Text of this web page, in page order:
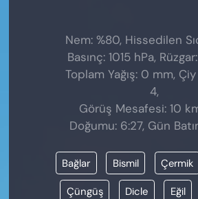
Nem: %80, Hissedilen
Basınç: 1015 hPa,
Toplam Yağış: 0 mm,
4,
Görüş Mesafesi: 10
Doğumu: 6:27, Gün
Bağlar Bismil Çermik
Çüngüş Dicle Eğil